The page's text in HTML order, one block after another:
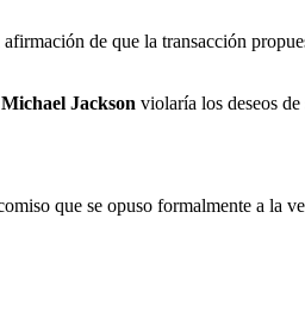
de que la transacción
Michael Jackson violaría los deseos
que se opuso formalmente a la